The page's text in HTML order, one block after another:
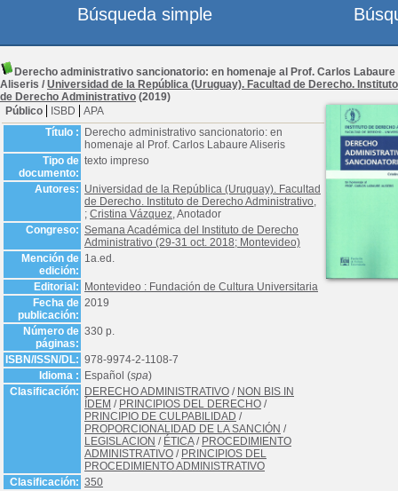
Derecho administrativo sancionatorio: en homenaje al Prof. Carlos Labaure
Aliseris / Universidad de la República (Uruguay). Facultad de Derecho. Instituto
de Derecho Administrativo (2019)
Público
ISBD
APA
Título :
Derecho administrativo sancionatorio: en
homenaje al Prof. Carlos Labaure Aliseris
Tipo de
documento:
texto impreso
Autores: Universidad de la República (Uruguay). Facultad
de Derecho. Instituto de Derecho Administrativo,
; Cristina Vázquez, Anotador
Congreso: Semana Académica del Instituto de Derecho
Administrativo (29-31 oct. 2018; Montevideo)
Mención de
edición:
1a.ed.
Editorial:
Montevideo : Fundación de Cultura Universitaria
Fecha de
publicación:
2019
Número de
páginas:
330 p.
ISBN/ISSN/DL: 978-9974-2-1108-7
Idioma :
Español (spa)
Clasificación:
DERECHO ADMINISTRATIVO / NON BIS IN
ÍDEM / PRINCIPIOS DEL DERECHO /
PRINCIPIO DE CULPABILIDAD /
PROPORCIONALIDAD DE LA SANCIÓN /
LEGISLACION / ÉTICA/ PROCEDIMIENTO
ADMINISTRATIVO / PRINCIPIOS DEL
PROCEDIMIENTO ADMINISTRATIVO
Clasificación: 350
Búsqueda simple